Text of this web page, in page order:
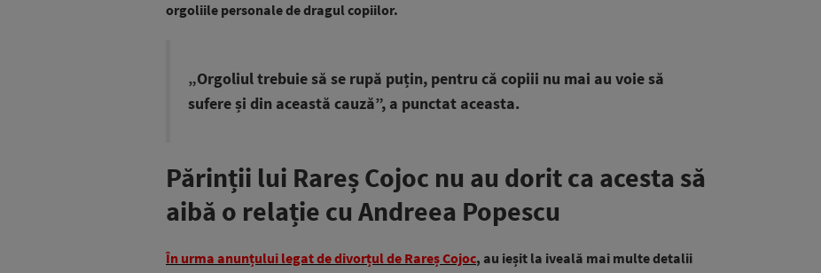
orgoliile personale de dragul copiilor.
„Orgoliul trebuie să se rupă puțin, pentru că copiii nu mai au voie să
sufere și din această cauză”, a punctat aceasta.
Părinții lui Rareș Cojoc nu au dorit ca acesta să
aibă o relație cu Andreea Popescu
În urma anunțului legat de divorțul de Rareș Cojoc, au ieșit la iveală mai multe detalii